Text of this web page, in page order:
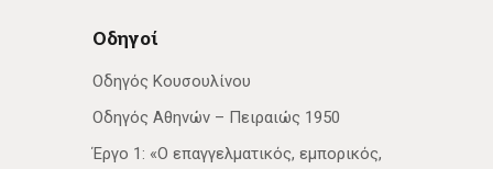
Οδηγοί
Οδηγός Κουσουλίνου
Οδηγός Αθηνών – Πειραιώς 1950
Έργο 1: «Ο επαγγελματικός, εμπορικός,